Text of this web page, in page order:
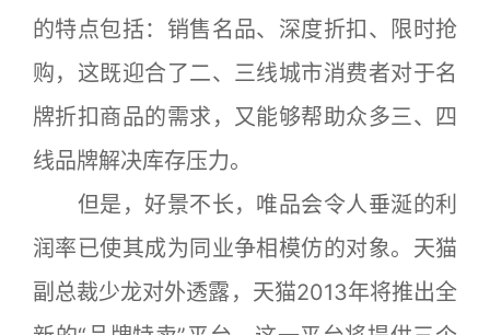
的特点包括：销售名品、深度折扣、限时抢
购，这既迎合了二、三线城市消费者对于名
牌折扣商品的需求，又能够帮助众多三、四
线品牌解决库存压力。
但是，好景不长，唯品会令人垂涎的利
润率已使其成为同业争相模仿的对象。天猫
副总裁少龙对外透露，天猫2013年将推出全